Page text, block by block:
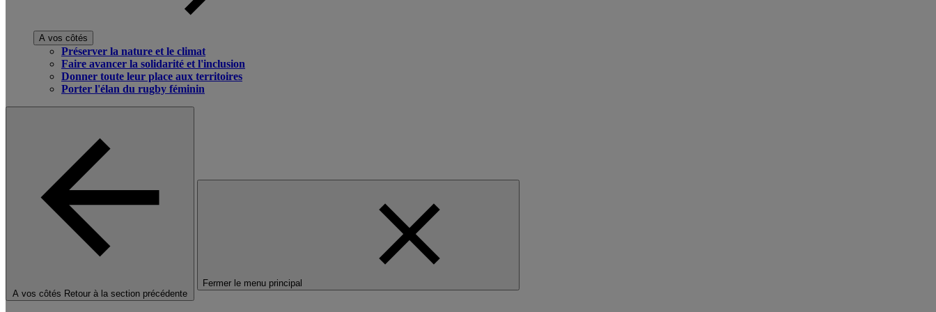
A vos côtés
Préserver la nature et le climat
Faire avancer la solidarité et l'inclusion
Donner toute leur place aux territoires
Porter l'élan du rugby féminin
A vos côtés Retour à la section précédente
Fermer le menu principal